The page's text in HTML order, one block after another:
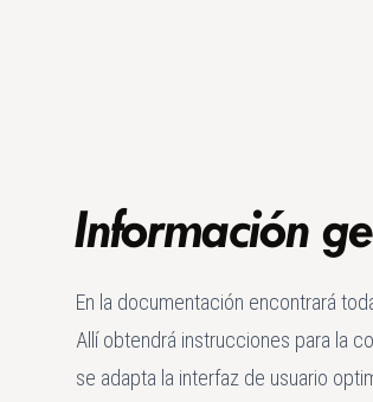
Información
En la documentación encontrará
Allí obtendrá instrucciones para la
se adapta la interfaz de usuario